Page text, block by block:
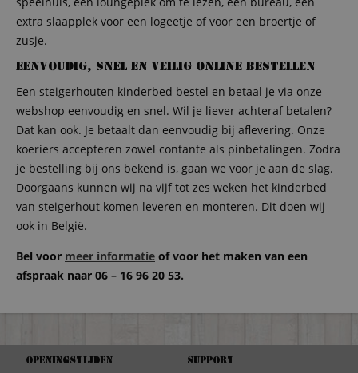
extra slaapplek voor een logeetje of voor een broertje of
zusje.
Eenvoudig, snel en veilig online bestellen
Een steigerhouten kinderbed bestel en betaal je via onze
webshop eenvoudig en snel. Wil je liever achteraf betalen?
Dat kan ook. Je betaalt dan eenvoudig bij aflevering. Onze
koeriers accepteren zowel contante als pinbetalingen. Zodra
je bestelling bij ons bekend is, gaan we voor je aan de slag.
Doorgaans kunnen wij na vijf tot zes weken het kinderbed
van steigerhout komen leveren en monteren. Dit doen wij
ook in België.
Bel voor meer informatie of voor het maken van een
afspraak naar 06 – 16 96 20 53.
Openingstijden Support